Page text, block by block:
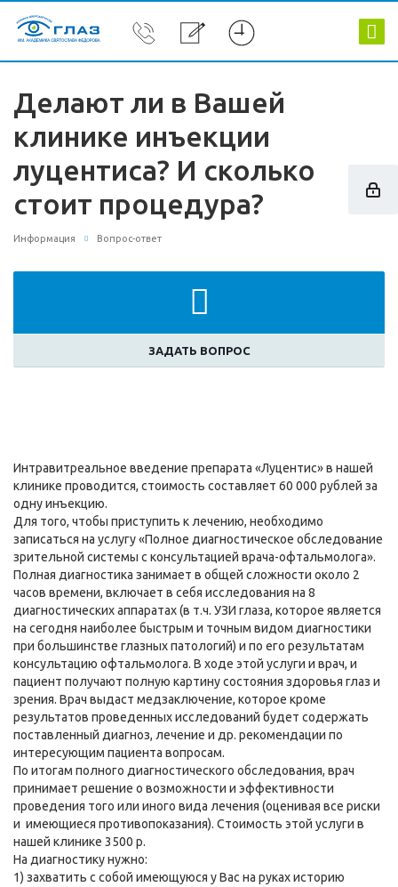
Делают ли в Вашей
клинике инъекции
луцентиса? И сколько
стоит процедура?
Информация Вопрос-ответ
ЗАДАТЬ ВОПРОС
Интравитреальное введение препарата «Луцентис» в нашей
клинике проводится, стоимость составляет 60 000 рублей за
одну инъекцию.
Для того, чтобы приступить к лечению, необходимо
записаться на услугу «Полное диагностическое обследование
зрительной системы с консультацией врача-офтальмолога».
Полная диагностика занимает в общей сложности около 2
часов времени, включает в себя исследования на 8
диагностических аппаратах (в т.ч. УЗИ глаза, которое является
на сегодня наиболее быстрым и точным видом диагностики
при большинстве глазных патологий) и по его результатам
консультацию офтальмолога. В ходе этой услуги и врач, и
пациент получают полную картину состояния здоровья глаз и
зрения. Врач выдаст медзаключение, которое кроме
результатов проведенных исследований будет содержать
поставленный диагноз, лечение и др. рекомендации по
интересующим пациента вопросам.
По итогам полного диагностического обследования, врач
принимает решение о возможности и эффективности
проведения того или иного вида лечения (оценивая все риски
и имеющиеся противопоказания). Стоимость этой услуги в
нашей клинике 3500 р.
На диагностику нужно:
1) захватить с собой имеющуюся у Вас на руках историю